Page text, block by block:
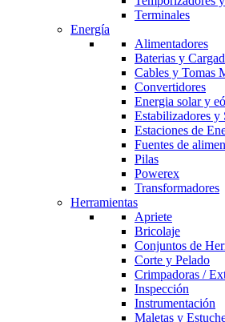
Terminales
Energía
Alimentadores
Baterias y
Cables y Tomas
Convertidores
Energia solar y
Estabilizadores y
Estaciones de
Fuentes de
Pilas
Powerex
Transformadores
Herramientas
Apriete
Bricolaje
Conjuntos de
Corte y Pelado
Crimpadoras /
Inspección
Instrumentación
Maletas y